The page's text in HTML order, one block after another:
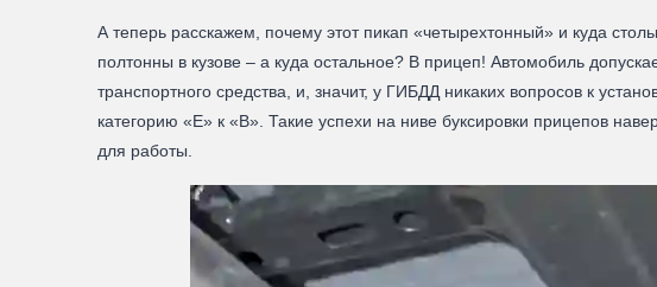
А теперь расскажем, почему этот пикап «четырехтонный» и куда
полтонны в кузове – а куда остальное? В прицеп! Автомобиль
транспортного средства, и, значит, у ГИБДД никаких вопросов к
категорию «Е» к «В». Такие успехи на ниве буксировки прицепов
для работы.